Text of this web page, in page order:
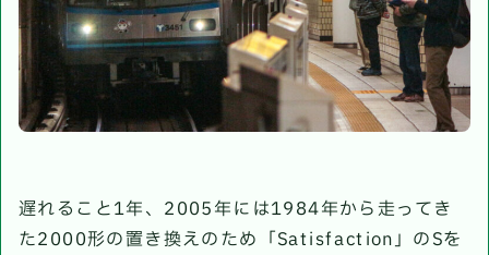
遅れること1年、2005年には1984年から走ってき
た2000形の置き換えのため「Satisfaction」のSを